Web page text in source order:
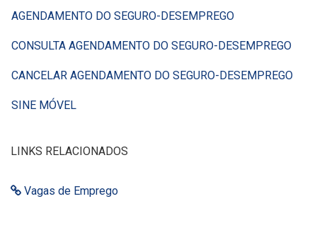
AGENDAMENTO DO SEGURO-DESEMPREGO
CONSULTA AGENDAMENTO DO SEGURO-DESEMPREGO
CANCELAR AGENDAMENTO DO SEGURO-DESEMPREGO
SINE MÓVEL
LINKS RELACIONADOS
Vagas de Emprego